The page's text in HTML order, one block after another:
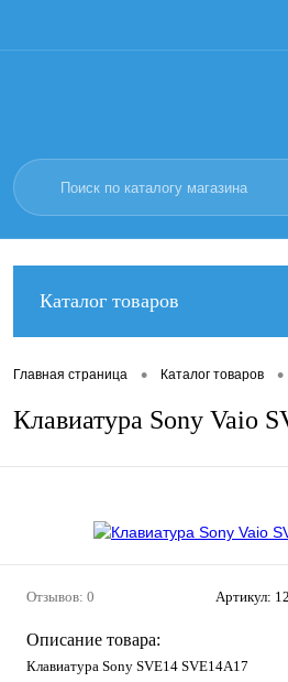
Каталог товаров
Главная страница • Каталог товаров •
Клавиатура Sony Vaio
Отзывов: 0 Артикул:
Описание товара:
Клавиатура Sony SVE14 SVE14A17